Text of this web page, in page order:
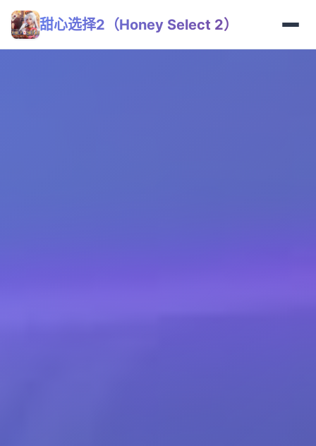
甜心选择2（Honey Select 2）